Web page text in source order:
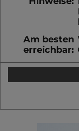
Am besten
erreichbar: